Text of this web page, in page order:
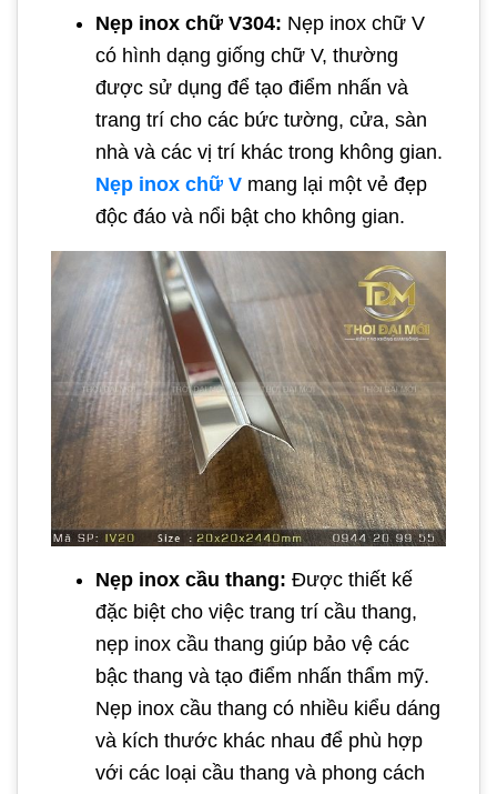
Nẹp inox chữ V304: Nẹp inox chữ V
có hình dạng giống chữ V, thường
được sử dụng để tạo điểm nhấn và
trang trí cho các bức tường, cửa, sàn
nhà và các vị trí khác trong không gian.
Nẹp inox chữ V mang lại một vẻ đẹp
độc đáo và nổi bật cho không gian.
Nẹp inox cầu thang: Được thiết kế
đặc biệt cho việc trang trí cầu thang,
nẹp inox cầu thang giúp bảo vệ các
bậc thang và tạo điểm nhấn thẩm mỹ.
Nẹp inox cầu thang có nhiều kiểu dáng
và kích thước khác nhau để phù hợp
với các loại cầu thang và phong cách